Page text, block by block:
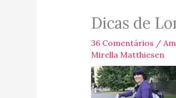
Dicas de
36 Comentários /
Mirella Matthiesen